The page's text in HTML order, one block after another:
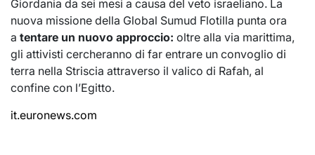
Giordania da sei mesi a causa del veto israeliano. La
nuova missione della Global Sumud Flotilla punta ora
a tentare un nuovo approccio: oltre alla via marittima,
gli attivisti cercheranno di far entrare un convoglio di
terra nella Striscia attraverso il valico di Rafah, al
confine con l’Egitto.
it.euronews.com